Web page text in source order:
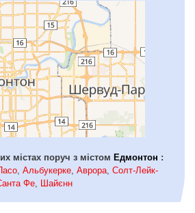
містах поруч з містом Едмонтон :
, Альбукерке, Аврора, Солт-Лейк-
Фе, Шайєнн